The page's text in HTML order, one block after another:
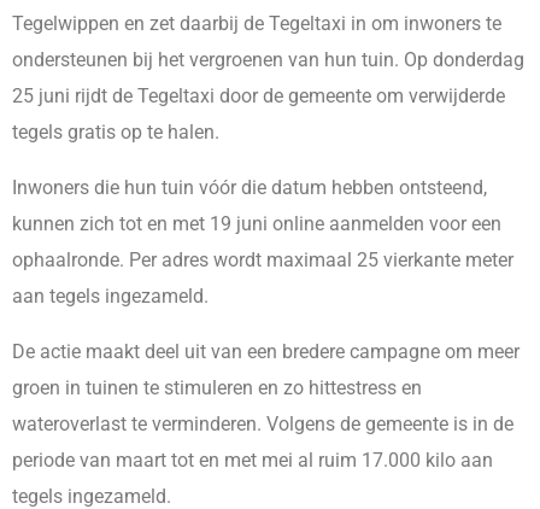
Tegelwippen en zet daarbij de Tegeltaxi in om inwoners te
ondersteunen bij het vergroenen van hun tuin. Op donderdag
25 juni rijdt de Tegeltaxi door de gemeente om verwijderde
tegels gratis op te halen.
Inwoners die hun tuin vóór die datum hebben ontsteend,
kunnen zich tot en met 19 juni online aanmelden voor een
ophaalronde. Per adres wordt maximaal 25 vierkante meter
aan tegels ingezameld.
De actie maakt deel uit van een bredere campagne om meer
groen in tuinen te stimuleren en zo hittestress en
wateroverlast te verminderen. Volgens de gemeente is in de
periode van maart tot en met mei al ruim 17.000 kilo aan
tegels ingezameld.